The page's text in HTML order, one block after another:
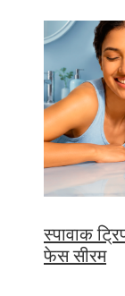
स्पावाक
फेस सीरम